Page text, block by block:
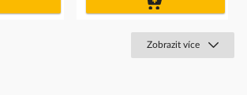
Zobrazit více